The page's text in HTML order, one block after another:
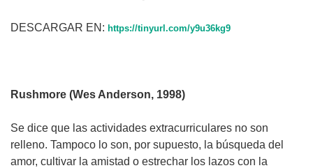
DESCARGAR EN: https://tinyurl.com/y9u36kg9
Rushmore (Wes Anderson, 1998)
Se dice que las actividades extracurriculares no son
relleno. Tampoco lo son, por supuesto, la búsqueda del
amor, cultivar la amistad o estrechar los lazos con la